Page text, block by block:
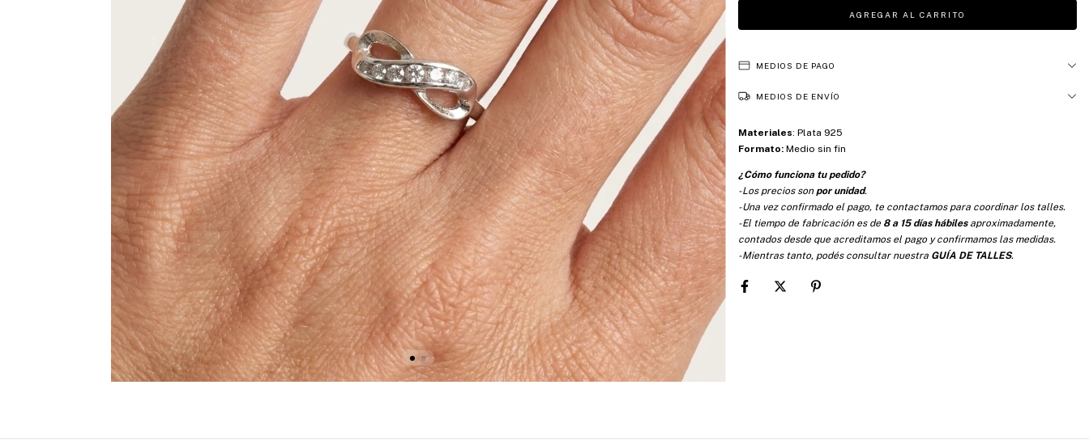
MEDIOS DE PAGO
MEDIOS DE ENVÍO
Materiales: Plata 925
Formato: Medio sin fin
¿Cómo funciona tu pedido?
-Los precios sonpor unidad.
-Una vez confirmado el pago, te contactamos para coordinar los talles.
-El tiempo de fabricación es de 8 a 15 días hábilesaproximadamente,
contados desde que acreditamos el pago y confirmamos las medidas.
-Mientras tanto, podés consultar nuestra GUÍA DE TALLES.